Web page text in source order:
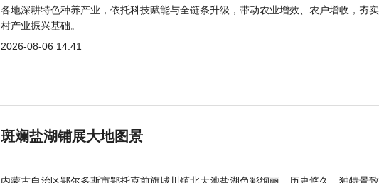
各地深耕特色种养产业，依托科技赋能与全链条升级，带动农业增效、农户增收，夯
村产业振兴基础。
2026-08-06 14:41
斑斓盐湖铺展大地图景